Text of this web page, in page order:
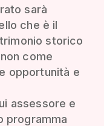
sarà
che è il
storico
come
opportunità e
assessore e
programma